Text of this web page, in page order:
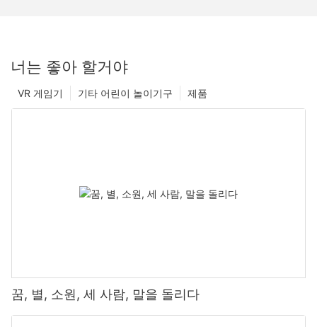
너는 좋아 할거야
제품
기타 어린이 놀이기구
VR 게임기
꿈, 별, 소원, 세 사람, 말을 돌리다